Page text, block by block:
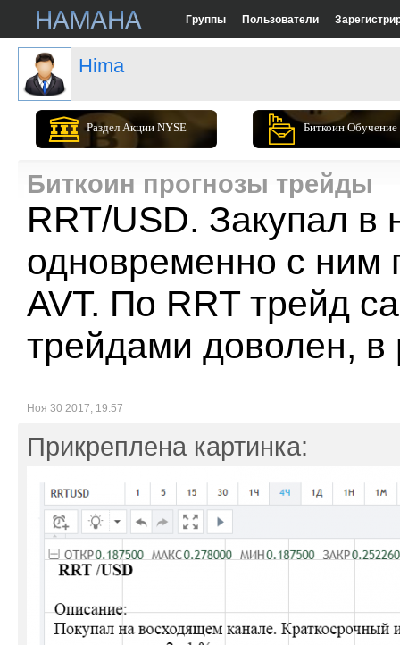
Группы Пользователи
Hima
Раздел Акции NYSE Биткоин Обучение
Биткоин прогнозы трейды
RRT/USD. Закупал
одновременно с ним
AVT. По RRT трейд
трейдами доволен,
Ноя 30 2017, 19:57
Прикреплена картинка: